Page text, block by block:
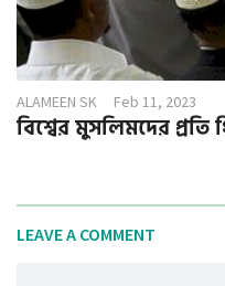
ALAMEEN SK Feb 11, 2023
বিশ্বের মুসলিমদের প্রতি
LEAVE A COMMENT